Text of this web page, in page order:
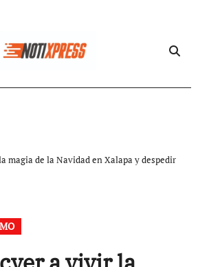
magia de la Navidad en Xalapa y despedir